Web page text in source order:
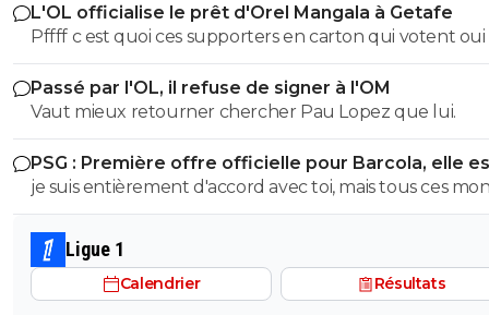
matchs, Bayern Munich 2 matchs, Arsenal en 2026.
dignité et aucun honneur ces soi-disant grands clubs,
vendent les matchs de CL. Et ne parlons pas des
putains d'arbitres des 14 matchs... Ils ont tous été
pour faire gagner le PSG. C'est lamentable, à vous dégoûter
de suivre la CL.
L'OL officialise le prêt d'Orel Mangala à Getafe
Pffff c est quoi ces supporters en carton qui votent oui
Des gens qui suivent l'OL depuis 3ans 😂😂 Y a eu bien pire Il
est loin du top 5 ! Je suis l'OL depuis 45 ans et je peux
dire que des escrocs on en a vu !
Passé par l'OL, il refuse de signer à l'OM
Vaut mieux retourner chercher Pau Lopez que lui.
PSG : Première offre officielle pour Barcola, elle
choquante
je suis entièrement d'accord avec toi, mais tous ces montant
deviennent folie
Ligue 1
Calendrier Résultats